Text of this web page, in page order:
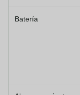
Batería